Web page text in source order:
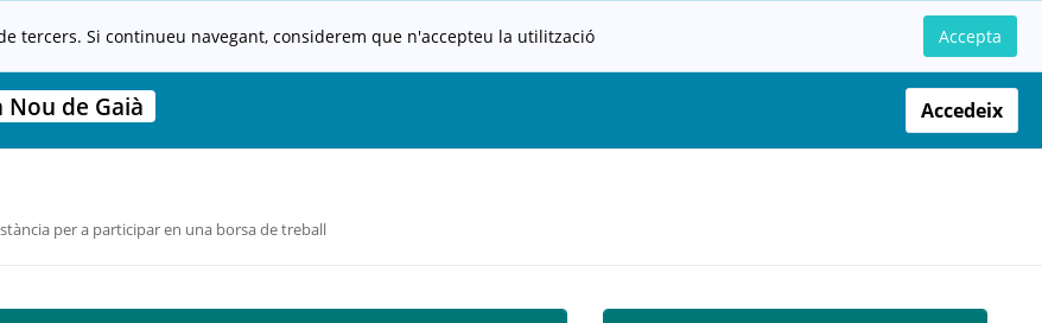
tercers. Si continueu navegant, considerem que n'accepteu la utilització Accepta
de Gaià Accedeix
per a participar en una borsa de treball